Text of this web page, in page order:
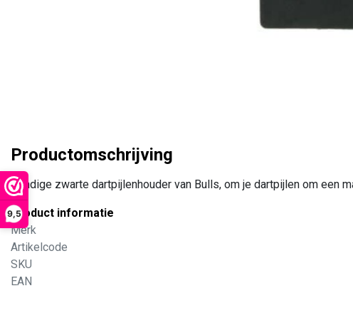
9,5
Productomschrijving
Handige zwarte dartpijlenhouder van Bulls, om je dartpijlen om een
Product informatie
Merk
Artikelcode
SKU
EAN